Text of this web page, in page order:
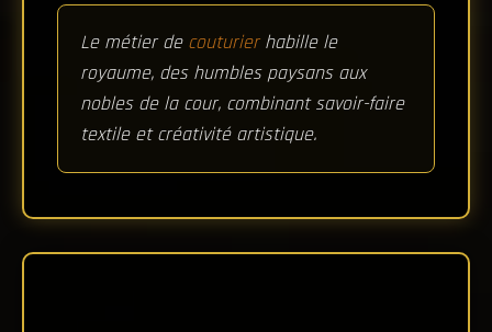
Le métier de couturierhabille le
royaume, des humbles paysans aux
nobles de la cour, combinant savoir-faire
textile et créativité artistique.